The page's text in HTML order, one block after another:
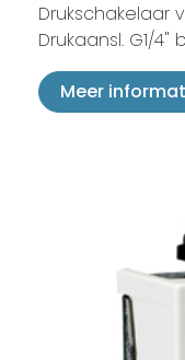
Drukschakelaar
Drukaansl. G1/4"
Meer